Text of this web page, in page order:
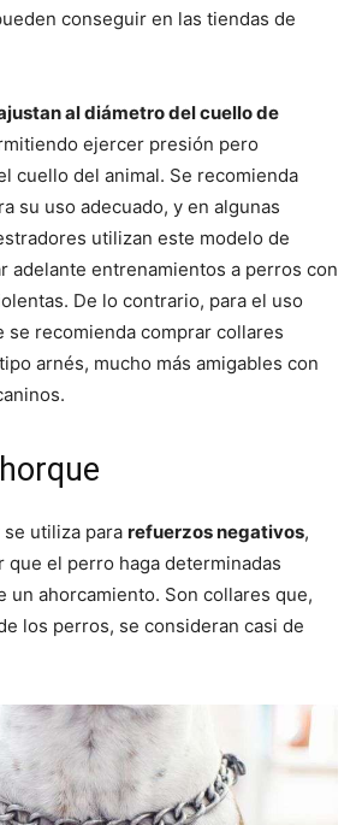
conseguir en las tiendas de
al diámetro del cuello de
ejercer presión pero
cuello del animal. Se recomienda
su uso adecuado, y en algunas
utilizan este modelo de
adelante entrenamientos a perros con
De lo contrario, para el uso
se recomienda comprar collares
arnés, mucho más amigables con
utiliza para refuerzos negativos,
que el perro haga determinadas
un ahorcamiento. Son collares que,
los perros, se consideran casi de